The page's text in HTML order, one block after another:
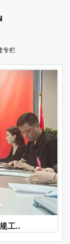
专栏
工..